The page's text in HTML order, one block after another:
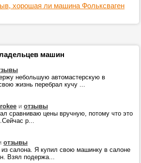
хорошая ли машина Фольксваген
машин
небольшую автомастерскую в
жизнь перебрал кучу ...
и отзывы
сравниваю цены вручную, потому что это
р...
отзывы
из салона. Я купил свою машинку в салоне
Взял подержа...